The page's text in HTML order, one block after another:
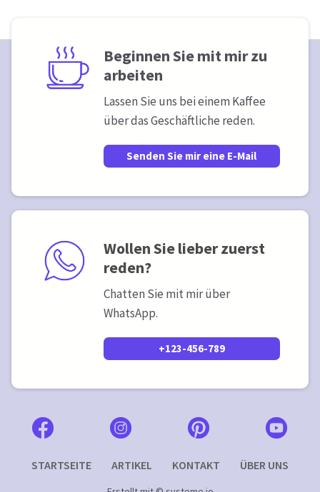
Beginnen Sie mit mir zu
arbeiten
Lassen Sie uns bei einem Kaffee
über das Geschäftliche reden.
Senden Sie mir eine E-Mail
Wollen Sie lieber zuerst
reden?
Chatten Sie mit mir über
WhatsApp.
+123-456-789
STARTSEITE ARTIKEL KONTAKT ÜBER UNS